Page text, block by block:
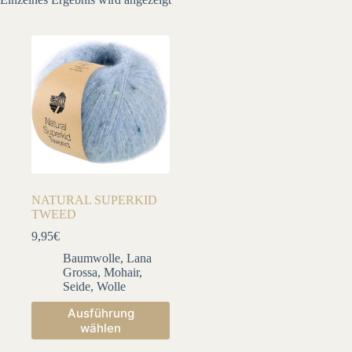
NATURAL SUPERKID
TWEED
9,95€
Baumwolle, Lana
Grossa, Mohair,
Seide, Wolle
Ausführung
wählen
Dieses
Produkt
weist